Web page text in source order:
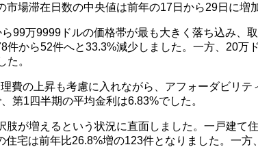
場滞在日数の中央値は前年の17日から29日に増
99万9999ドルの価格帯が最も大きく落ち込み、
から52件へと33.3%減少しました。一方、20万
。
費の上昇も考慮に入れながら、アフォーダビリ
第1四半期の平均金利は6.83%でした。
が増えるという状況に直面しました。一戸建て
宅は前年比26.8%増の123件となりました。一